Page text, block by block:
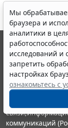
Мы
браузера и
аналитики в
исследований и
запретить
настройках
ознакомьтесь с
© ООО "НПП
выпускается с
являются
информации
Портал
издания
коммуникаций